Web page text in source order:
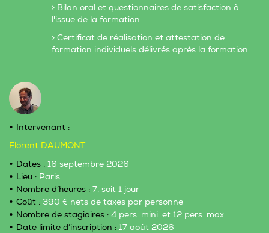
> Bilan oral et questionnaires de satisfaction à
l'issue de la formation
> Certificat de réalisation et attestation de
formation individuels délivrés après la formation
Intervenant :
Florent DAUMONT
Dates : 16 septembre 2026
Lieu : Paris
Nombre d’heures : 7, soit 1 jour
Coût : 390 € nets de taxes par personne
Nombre de stagiaires : 4 pers. mini. et 12 pers. max.
Date limite d’inscription : 17 août 2026